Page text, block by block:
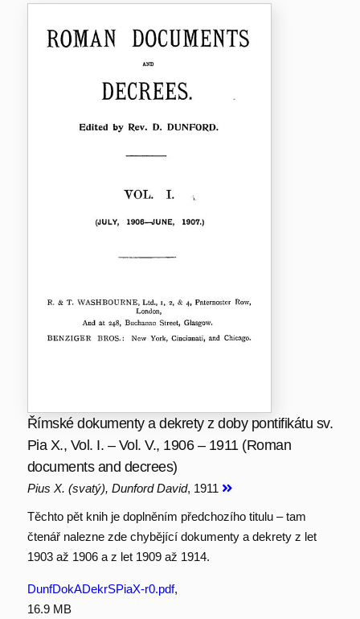
Římské dokumenty a dekrety z doby pontifikátu sv.
Pia X., Vol. I. – Vol. V., 1906 – 1911 (Roman
documents and decrees)
Pius X. (svatý), Dunford David, 1911
Těchto pět knih je doplněním předchozího titulu – tam
čtenář nalezne zde chybějící dokumenty a dekrety z let
1903 až 1906 a z let 1909 až 1914.
DunfDokADekrSPiaX-r0.pdf,
16.9 MB